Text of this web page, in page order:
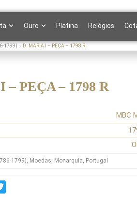
Ouro Platina Relógios
1799) D. MARIA I – PEÇA – 1798 R
– PEÇA – 1798 R
MBC
1799), Moedas, Monarquia, Portugal